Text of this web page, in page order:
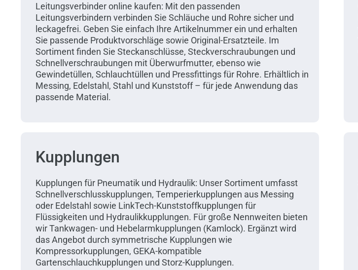
Leitungsverbinder online kaufen: Mit den passenden
Leitungsverbindern verbinden Sie Schläuche und Rohre sicher und
leckagefrei. Geben Sie einfach Ihre Artikelnummer ein und erhalten
Sie passende Produktvorschläge sowie Original-Ersatzteile. Im
Sortiment finden Sie Steckanschlüsse, Steckverschraubungen und
Schnellverschraubungen mit Überwurfmutter, ebenso wie
Gewindetüllen, Schlauchtüllen und Pressfittings für Rohre. Erhältlich in
Messing, Edelstahl, Stahl und Kunststoff – für jede Anwendung das
passende Material.
Kupplungen
Kupplungen für Pneumatik und Hydraulik: Unser Sortiment umfasst
Schnellverschlusskupplungen, Temperierkupplungen aus Messing
oder Edelstahl sowie LinkTech-Kunststoffkupplungen für
Flüssigkeiten und Hydraulikkupplungen. Für große Nennweiten bieten
wir Tankwagen- und Hebelarmkupplungen (Kamlock). Ergänzt wird
das Angebot durch symmetrische Kupplungen wie
Kompressorkupplungen, GEKA-kompatible
Gartenschlauchkupplungen und Storz-Kupplungen.